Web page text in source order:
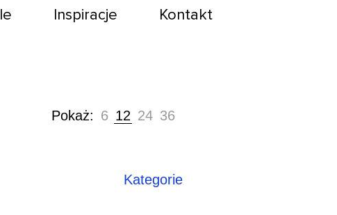
Inspiracje Kontakt
Pokaż: 6 12 24 36
Kategorie